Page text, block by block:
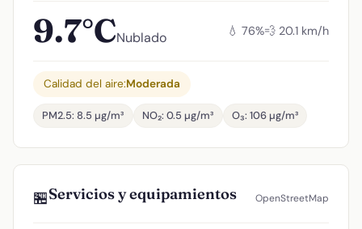
9.7°CNublado 💧 76%💨 20.1 km/h
Calidad del aire:Moderada
PM2.5: 8.5 µg/m³ NO₂: 0.5 µg/m³ O₃: 106 µg/m³
🏪Servicios y equipamientos OpenStreetMap